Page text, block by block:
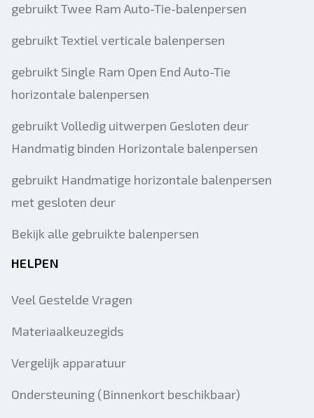
gebruikt Twee Ram Auto-Tie-balenpersen
gebruikt Textiel verticale balenpersen
gebruikt Single Ram Open End Auto-Tie
horizontale balenpersen
gebruikt Volledig uitwerpen Gesloten deur
Handmatig binden Horizontale balenpersen
gebruikt Handmatige horizontale balenpersen
met gesloten deur
Bekijk alle gebruikte balenpersen
HELPEN
Veel Gestelde Vragen
Materiaalkeuzegids
Vergelijk apparatuur
Ondersteuning (Binnenkort beschikbaar)